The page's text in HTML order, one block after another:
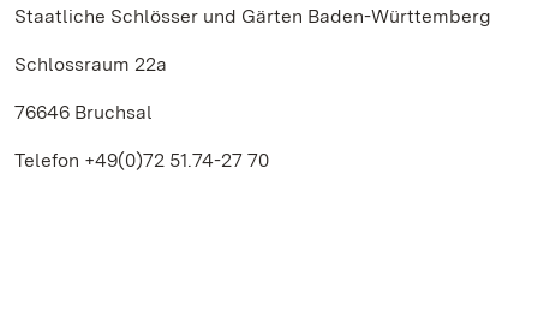
Staatliche Schlösser und Gärten Baden-Württemberg
Schlossraum 22a
76646 Bruchsal
Telefon +49(0)72 51.74-27 70